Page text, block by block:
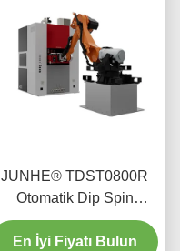
JUNHE® TDST0800R
Otomatik Dip Spin
Kaplama Makinesi
En İyi Fiyatı Bulun